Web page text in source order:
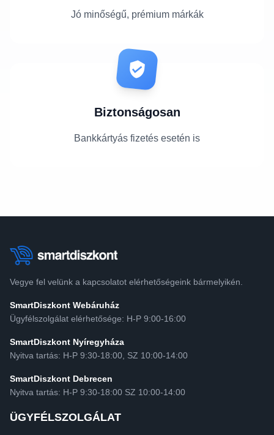
Jó minőségű, prémium márkák
Biztonságosan
Bankkártyás fizetés esetén is
Vegye fel velünk a kapcsolatot elérhetőségeink bármelyikén.
SmartDiszkont Webáruház
Ügyfélszolgálat elérhetősége: H-P 9:00-16:00
SmartDiszkont Nyíregyháza
Nyitva tartás: H-P 9:30-18:00, SZ 10:00-14:00
SmartDiszkont Debrecen
Nyitva tartás: H-P 9:30-18:00 SZ 10:00-14:00
ÜGYFÉLSZOLGÁLAT